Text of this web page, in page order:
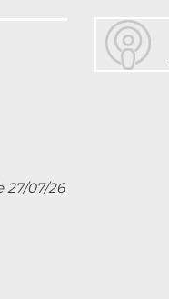
27/07/26